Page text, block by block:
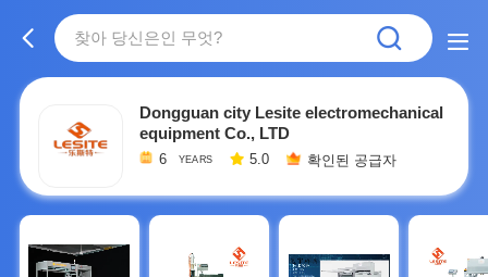
Dongguan city Lesite electromechanical
equipment Co., LTD
6 YEARS 5.0 확인된 공급자